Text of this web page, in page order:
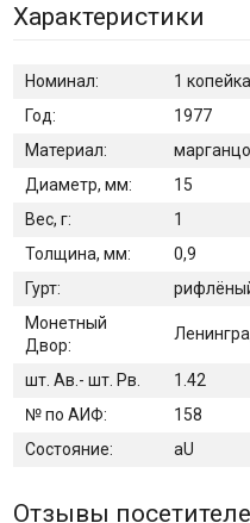
Характеристики
Номинал:
1 копейка
Год:
1977
Материал:
Диаметр, мм:
15
Вес, г:
1
Толщина, мм:
0,9
Гурт:
Монетный
Двор:
шт. Ав.- шт. Рв.
1.42
№ по АИФ:
158
Состояние:
aU
Отзывы